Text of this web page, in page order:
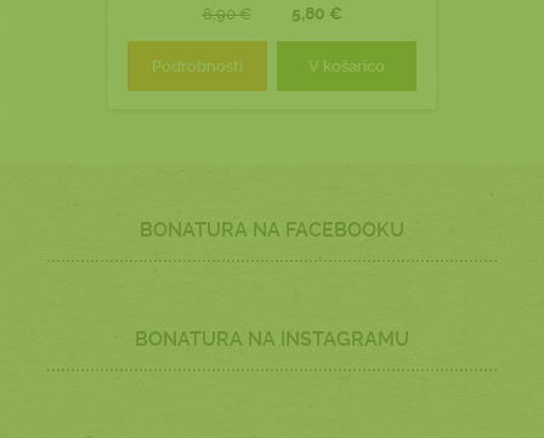
6,90 € 5,80 €
Podrobnosti V košarico
BONATURA NA FACEBOOKU
BONATURA NA INSTAGRAMU